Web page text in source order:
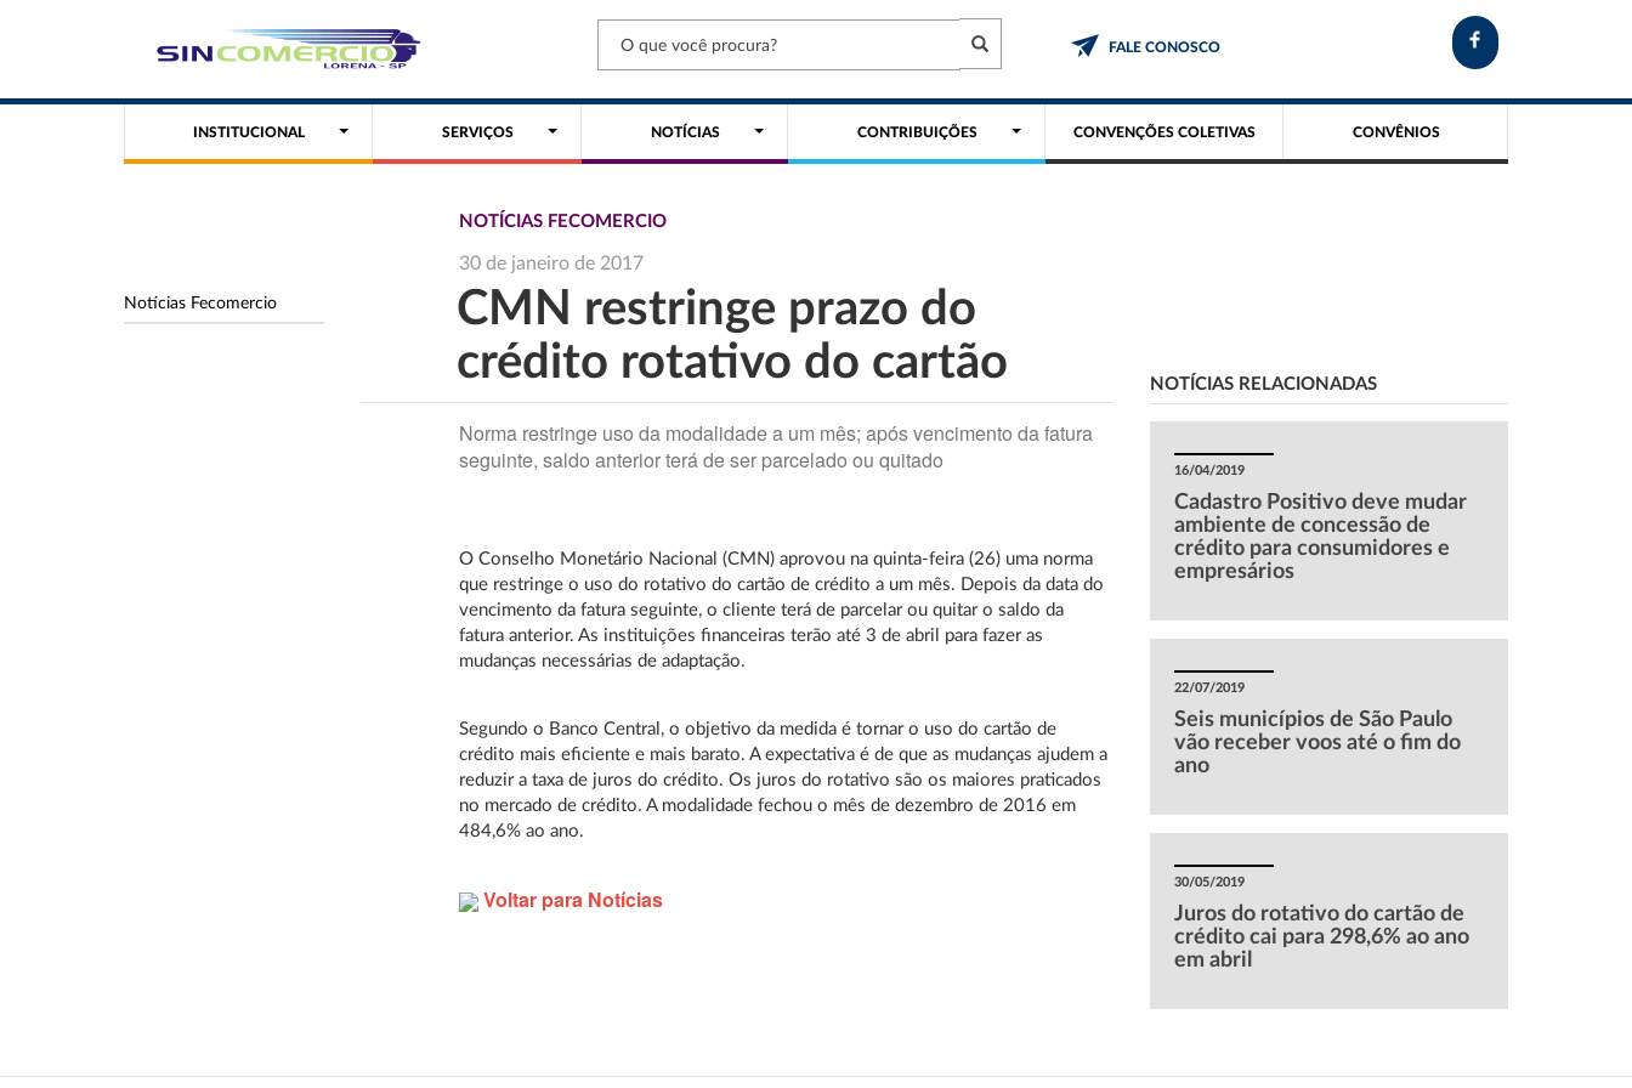
FALE CONOSCO
INSTITUCIONAL SERVIÇOS NOTÍCIAS CONTRIBUIÇÕES CONVENÇÕES COLETIVAS CONVÊNIOS
Notícias Fecomercio
NOTÍCIAS FECOMERCIO
30 de janeiro de 2017
CMN restringe prazo do
crédito rotativo do cartão
Norma restringe uso da modalidade a um mês; após vencimento da fatura
seguinte, saldo anterior terá de ser parcelado ou quitado
O Conselho Monetário Nacional (CMN) aprovou na quinta-feira (26) uma norma
que restringe o uso do rotativo do cartão de crédito a um mês. Depois da data do
vencimento da fatura seguinte, o cliente terá de parcelar ou quitar o saldo da
fatura anterior. As instituições financeiras terão até 3 de abril para fazer as
mudanças necessárias de adaptação.
Segundo o Banco Central, o objetivo da medida é tornar o uso do cartão de
crédito mais eficiente e mais barato. A expectativa é de que as mudanças ajudem a
reduzir a taxa de juros do crédito. Os juros do rotativo são os maiores praticados
no mercado de crédito. A modalidade fechou o mês de dezembro de 2016 em
484,6% ao ano.
Voltar para Notícias
NOTÍCIAS RELACIONADAS
16/04/2019
Cadastro Positivo deve mudar
ambiente de concessão de
crédito para consumidores e
empresários
22/07/2019
Seis municípios de São Paulo
vão receber voos até o fim do
ano
30/05/2019
Juros do rotativo do cartão de
crédito cai para 298,6% ao ano
em abril